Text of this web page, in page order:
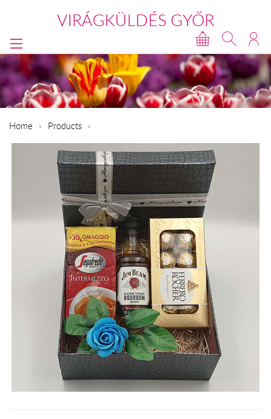
VIRÁGKÜLDÉS GYŐR
Home Products